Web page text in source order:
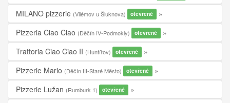
MILANO pizzerie (Vilémov u Šluknova) otevřené
Pizzeria Ciao Ciao (Děčín IV-Podmokly) otevřené
Trattoria Ciao Ciao II (Huntířov) otevřené
Pizzerie Mario (Děčín III-Staré Město) otevřené
Pizzerie Lužan (Rumburk 1) otevřené